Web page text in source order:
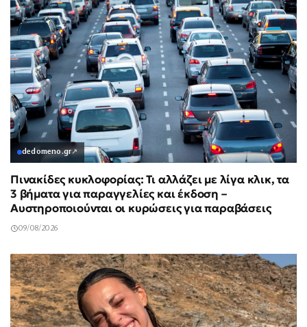
dedomeno.gr↗
Πινακίδες κυκλοφορίας: Τι αλλάζει με λίγα κλικ, τα
3 βήματα για παραγγελίες και έκδοση –
Αυστηροποιούνται οι κυρώσεις για παραβάσεις
09/08/2026